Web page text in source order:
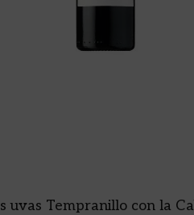
uvas Tempranillo con la